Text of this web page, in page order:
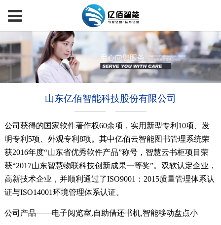
山东亿佰智能科技股份有限公司
公司获得的国家软件著作权60余项，实用新型专利10项、发
明专利5项、外观专利8项。其中亿佰云智能图书管理系统荣
获2016年度“山东省优秀软件产品”称号，智慧云书柜项目荣
获“2017山东智慧物联科技创新成果一等奖”。双软认定企业，
高新技术企业，并顺利通过了ISO9001：2015质量管理体系认
证与ISO14001环境管理体系认证。
公司产品——电子阅览室,自助借还书机,智能移动盘点小